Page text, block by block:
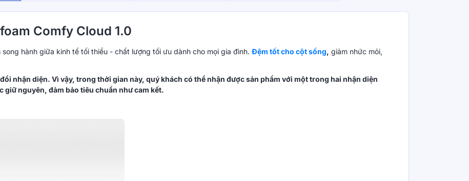
Comfy Cloud 1.0
song hành giữa kinh tế tối thiểu - chất lượng tối ưu dành cho mọi gia đình. Đệm tốt cho cột sống, giảm nhức mỏi,
nhận diện. Vì vậy, trong thời gian này, quý khách có thể nhận được sản phẩm với một trong hai nhận diện
giữ nguyên, đảm bảo tiêu chuẩn như cam kết.